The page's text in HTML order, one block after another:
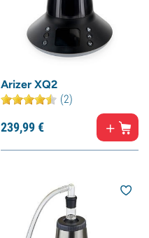
Arizer XQ2
(2)
239,99€